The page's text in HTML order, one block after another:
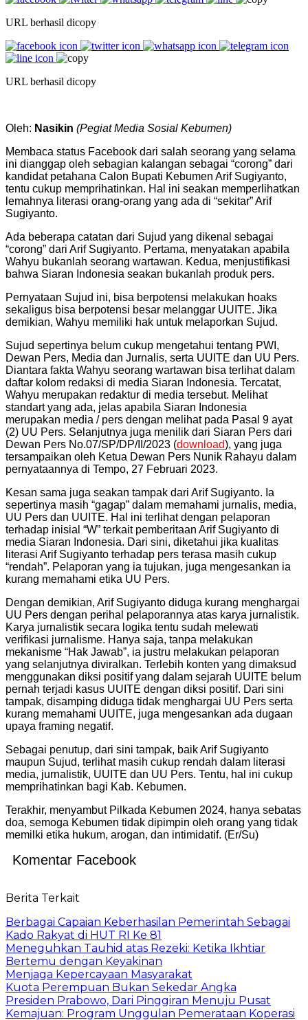
URL berhasil dicopy
URL berhasil dicopy
Oleh: Nasikin (Pegiat Media Sosial Kebumen)
Membaca status Facebook dari salah seorang yang selama
ini dianggap oleh sebagian kalangan sebagai “corong” dari
kandidat petahana Calon Bupati Kebumen Arif Sugiyanto,
tentu cukup memprihatinkan. Hal ini seakan memperlihatkan
lemahnya literasi orang-orang yang ada di “sekitar” Arif
Sugiyanto.
Ada beberapa catatan dari Sujud yang dikenal sebagai
“corong” dari Arif Sugiyanto. Pertama, menyatakan apabila
Wahyu bukanlah seorang wartawan. Kedua, menjustifikasi
bahwa Siaran Indonesia seakan bukanlah produk pers.
Pernyataan Sujud ini, bisa berpotensi melakukan hoaks
sekaligus bisa berpotensi besar melanggar UUITE. Jika
demikian, Wahyu memiliki hak untuk melaporkan Sujud.
Sujud sepertinya belum cukup mengetahui tentang PWI,
Dewan Pers, Media dan Jurnalis, serta UUITE dan UU Pers.
Diantara fakta Wahyu seorang wartawan bisa terlihat dalam
daftar kolom redaksi di media Siaran Indonesia. Tercatat,
Wahyu merupakan redaktur di media tersebut. Melihat
standart yang ada, jelas apabila Siaran Indonesia
merupakan media / pers dengan melihat pada Pasal 9 ayat
(2) UU Pers. Selanjutnya juga menilik dari Siaran Pers dari
Dewan Pers No.07/SP/DP/II/2023 (download), yang juga
tersampaikan oleh Ketua Dewan Pers Nunik Rahayu dalam
pernyataannya di Tempo, 27 Februari 2023.
Kesan sama juga seakan tampak dari Arif Sugiyanto. Ia
sepertinya masih “gagap” dalam memahami jurnalis, media,
UU Pers dan UUITE. Hal ini terlihat dengan pelaporan
terhadap inisial “W” terkait pemberitaan Arif Sugiyanto di
media Siaran Indonesia. Dari sini, diketahui jika kualitas
literasi Arif Sugiyanto terhadap pers terasa masih cukup
“rendah”. Pelaporan yang ia tujukan, juga mengesankan ia
kurang memahami etika UU Pers.
Dengan demikian, Arif Sugiyanto diduga kurang menghargai
UU Pers dengan perihal pelaporannya atas karya jurnalistik.
Karya jurnalistik secara logika tentu sudah melewati
verifikasi jurnalisme. Hanya saja, tanpa melakukan
mekanisme “Hak Jawab”, ia justru melakukan pelaporan
yang selanjutnya diviralkan. Terlebih konten yang dimaksud
menggunakan diksi positif yang dalam sejarah UUITE belum
pernah terjadi kasus UUITE dengan diksi positif. Dari sini
tampak, disamping diduga tidak menghargai UU Pers serta
kurang memahami UUITE, juga mengesankan ada dugaan
upaya framing negatif.
Sebagai penutup, dari sini tampak, baik Arif Sugiyanto
maupun Sujud, terlihat masih cukup rendah dalam literasi
media, jurnalistik, UUITE dan UU Pers. Tentu, hal ini cukup
memprihatinkan bagi Kab. Kebumen.
Terakhir, menyambut Pilkada Kebumen 2024, hanya sebatas
doa, semoga Kebumen tidak dipimpin oleh orang yang tidak
memilki etika hukum, arogan, dan intimidatif. (Er/Su)
Komentar Facebook
Berita Terkait
Berbagai Capaian Keberhasilan Pemerintah Sebagai
Kado Rakyat di HUT RI Ke 81
Meneguhkan Tauhid atas Rezeki: Ketika Ikhtiar
Bertemu dengan Keyakinan
Menjaga Kepercayaan Masyarakat
Kuota Perempuan Bukan Sekedar Angka
Presiden Prabowo, Dari Pinggiran Menuju Pusat
Kemajuan: Program Unggulan Pemerataan Koperasi